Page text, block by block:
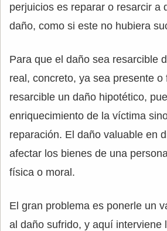
perjuicios es reparar o resarcir a
daño, como si este no hubiera
Para que el daño sea resarcible
real, concreto, ya sea presente o
resarcible un daño hipotético,
enriquecimiento de la víctima
reparación. El daño valuable en
afectar los bienes de una
física o moral.
El gran problema es ponerle un
al daño sufrido, y aquí interviene